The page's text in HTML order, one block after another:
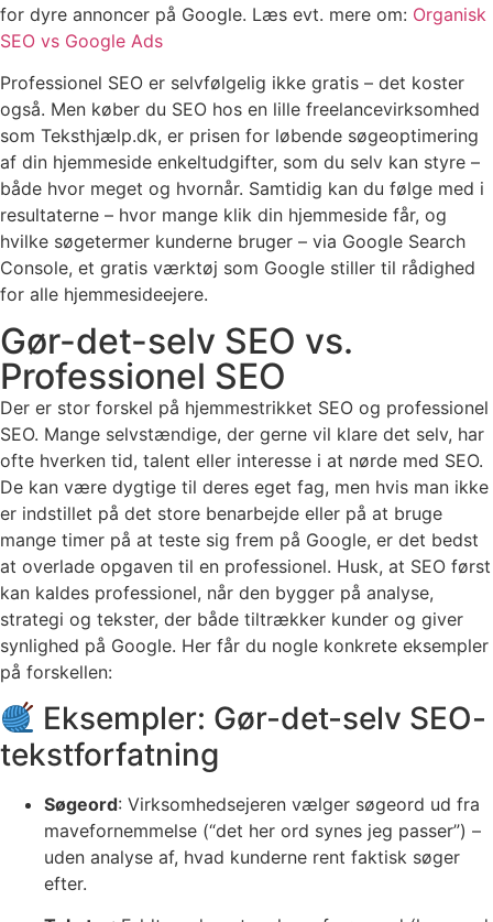
for dyre annoncer på Google. Læs evt. mere om: Organisk
SEO vs Google Ads
Professionel SEO er selvfølgelig ikke gratis – det koster
også. Men køber du SEO hos en lille freelancevirksomhed
som Teksthjælp.dk, er prisen for løbende søgeoptimering
af din hjemmeside enkeltudgifter, som du selv kan styre –
både hvor meget og hvornår. Samtidig kan du følge med i
resultaterne – hvor mange klik din hjemmeside får, og
hvilke søgetermer kunderne bruger – via Google Search
Console, et gratis værktøj som Google stiller til rådighed
for alle hjemmesideejere.
Gør-det-selv SEO vs.
Professionel SEO
Der er stor forskel på hjemmestrikket SEO og professionel
SEO. Mange selvstændige, der gerne vil klare det selv, har
ofte hverken tid, talent eller interesse i at nørde med SEO.
De kan være dygtige til deres eget fag, men hvis man ikke
er indstillet på det store benarbejde eller på at bruge
mange timer på at teste sig frem på Google, er det bedst
at overlade opgaven til en professionel. Husk, at SEO først
kan kaldes professionel, når den bygger på analyse,
strategi og tekster, der både tiltrækker kunder og giver
synlighed på Google. Her får du nogle konkrete eksempler
på forskellen:
Eksempler: Gør-det-selv SEO-
tekstforfatning
Søgeord: Virksomhedsejeren vælger søgeord ud fra
mavefornemmelse (“det her ord synes jeg passer”) –
uden analyse af, hvad kunderne rent faktisk søger
efter.